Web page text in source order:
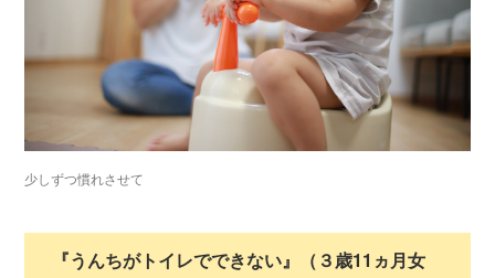
少しずつ慣れさせて
『うんちがトイレでできない』（３歳11ヵ月女